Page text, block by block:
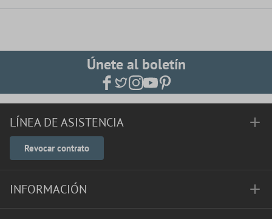
Únete al boletín
LÍNEA DE ASISTENCIA
Revocar contrato
INFORMACIÓN